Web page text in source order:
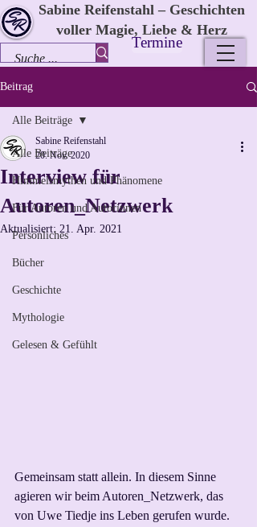
Sabine Reifenstahl – Geschichten
voller Magie, Liebe & Herz
Termine
Beitrag
Alle Beiträge
Himmelsmythen und Phänomene
Für Autoren und Autorinnen
Persönliches
Bücher
Geschichte
Mythologie
Gelesen & Gefühlt
Alle Beiträge
Interview für
Autoren_Netzwerk
Sabine Reifenstahl
20. Nov. 2020
Aktualisiert: 21. Apr. 2021
Gemeinsam statt allein. In diesem Sinne
agieren wir beim Autoren_Netzwerk, das
von Uwe Tiedje ins Leben gerufen wurde.